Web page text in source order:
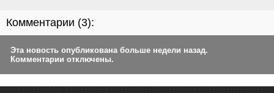
Комментарии (3):
Эта новость опубликована больше недели назад.
Комментарии отключены.